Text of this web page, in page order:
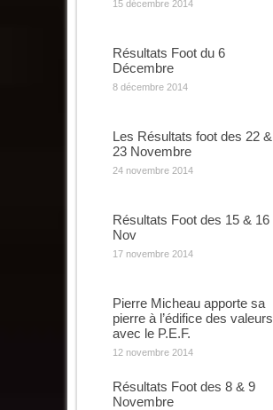
15 décembre 2014
Résultats Foot du 6
Décembre
8 décembre 2014
Les Résultats foot des 22 &
23 Novembre
24 novembre 2014
Résultats Foot des 15 & 16
Nov
17 novembre 2014
Pierre Micheau apporte sa
pierre à l’édifice des valeurs
avec le P.E.F.
12 novembre 2014
Résultats Foot des 8 & 9
Novembre